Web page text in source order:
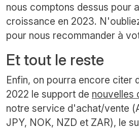
nous comptons dessus pour
croissance en 2023.
pour nous recommander à
Et tout le reste
Enfin, on pourra encore citer
2022 le support de nouvelles
notre service d'achat/vente
JPY, NOK, NZD et ZAR), le